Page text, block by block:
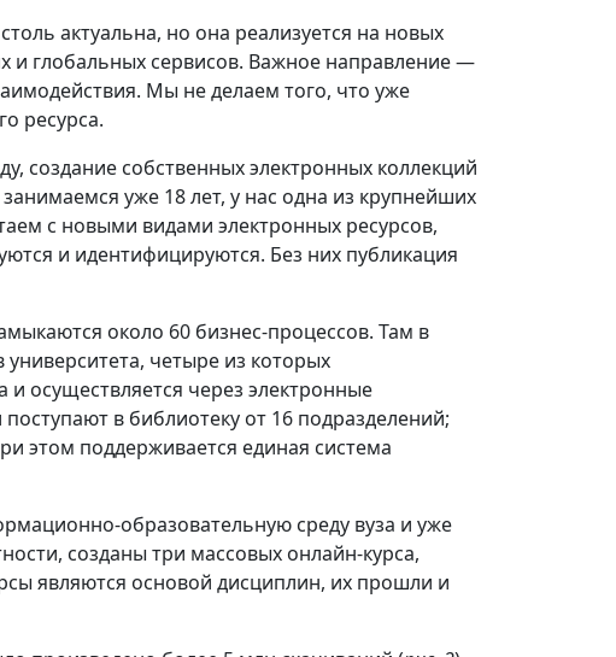
актуальна, но она реализуется на новых
и глобальных сервисов. Важное направление —
Мы не делаем того, что уже
ресурса.
создание собственных электронных коллекций
уже 18 лет, у нас одна из крупнейших
с новыми видами электронных ресурсов,
и идентифицируются. Без них публикация
около 60 бизнес-процессов. Там в
четыре из которых
и осуществляется через электронные
в библиотеку от 16 подразделений;
этом поддерживается единая система
образовательную среду вуза и уже
созданы три массовых онлайн-курса,
являются основой дисциплин, их прошли и